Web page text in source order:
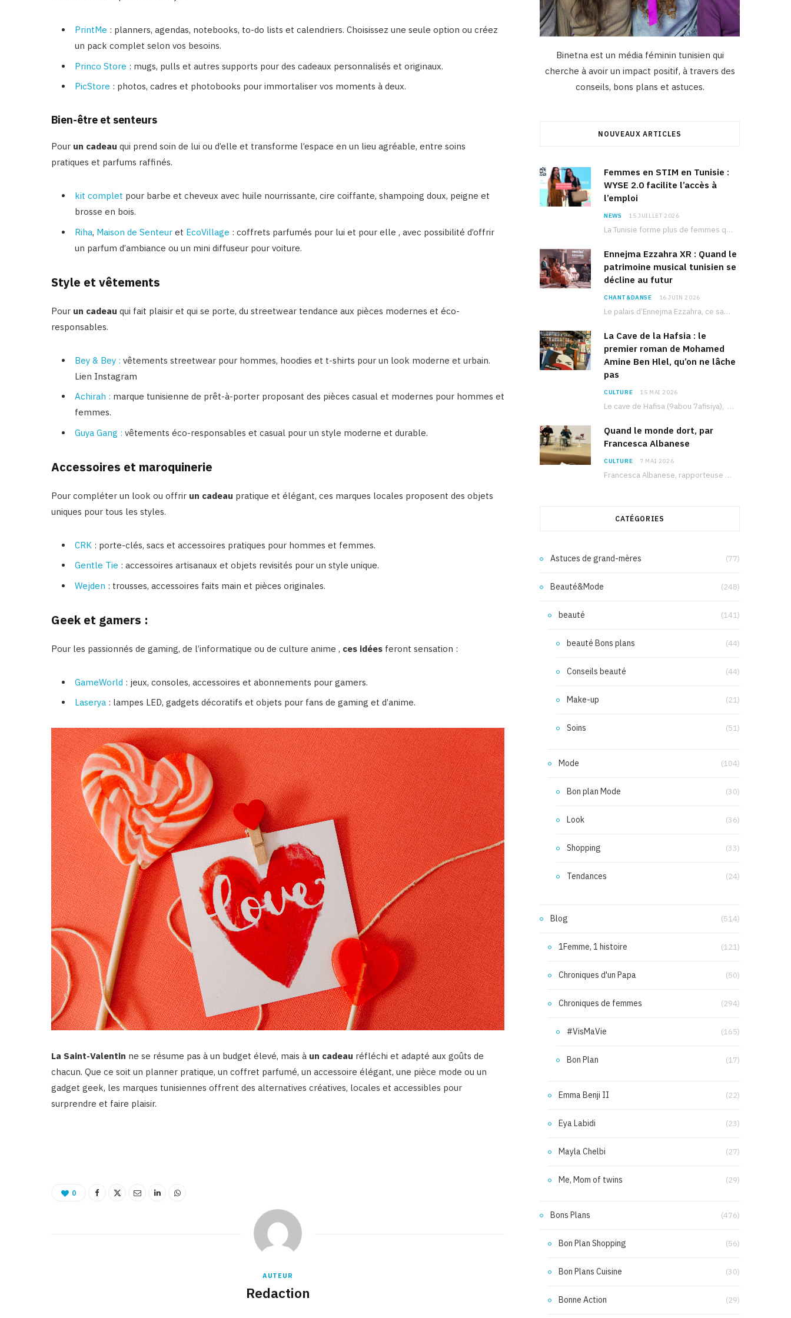
PrintMe : planners, agendas, notebooks, to-do lists et calendriers. Choisissez une seule option ou créez
un pack complet selon vos besoins.
Princo Store : mugs, pulls et autres supports pour des cadeaux personnalisés et originaux.
PicStore : photos, cadres et photobooks pour immortaliser vos moments à deux.
Bien-être et senteurs
Pour un cadeau qui prend soin de lui ou d’elle et transforme l’espace en un lieu agréable, entre soins
pratiques et parfums raffinés.
kit complet pour barbe et cheveux avec huile nourrissante, cire coiffante, shampoing doux, peigne et
brosse en bois.
Riha, Maison de Senteur et EcoVillage : coffrets parfumés pour lui et pour elle , avec possibilité d’offrir
un parfum d’ambiance ou un mini diffuseur pour voiture.
Style et vêtements
Pour un cadeau qui fait plaisir et qui se porte, du streetwear tendance aux pièces modernes et éco-
responsables.
Bey & Bey : vêtements streetwear pour hommes, hoodies et t-shirts pour un look moderne et urbain.
Lien Instagram
Achirah : marque tunisienne de prêt-à-porter proposant des pièces casual et modernes pour hommes et
femmes.
Guya Gang : vêtements éco-responsables et casual pour un style moderne et durable.
Accessoires et maroquinerie
Pour compléter un look ou offrir un cadeau pratique et élégant, ces marques locales proposent des objets
uniques pour tous les styles.
CRK : porte-clés, sacs et accessoires pratiques pour hommes et femmes.
Gentle Tie : accessoires artisanaux et objets revisités pour un style unique.
Wejden : trousses, accessoires faits main et pièces originales.
Geek et gamers :
Pour les passionnés de gaming, de l’informatique ou de culture anime , ces idées feront sensation :
GameWorld : jeux, consoles, accessoires et abonnements pour gamers.
Laserya : lampes LED, gadgets décoratifs et objets pour fans de gaming et d’anime.
La Saint-Valentin ne se résume pas à un budget élevé, mais à un cadeau réfléchi et adapté aux goûts de
chacun. Que ce soit un planner pratique, un coffret parfumé, un accessoire élégant, une pièce mode ou un
gadget geek, les marques tunisiennes offrent des alternatives créatives, locales et accessibles pour
surprendre et faire plaisir.
0
AUTEUR
Redaction
Binetna est un média féminin tunisien qui
cherche à avoir un impact positif, à travers des
conseils, bons plans et astuces.
NOUVEAUX ARTICLES
Femmes en STIM en Tunisie :
WYSE 2.0 facilite l’accès à
l’emploi
NEWS 15 JUILLET 2026
La Tunisie forme plus de femmes que d’hommes dans les filières scientifiques. Pourtant, pour beaucoup…
Ennejma Ezzahra XR : Quand le
patrimoine musical tunisien se
décline au futur
CHANT&DANSE 16 JUIN 2026
Le palais d’Ennejma Ezzahra, ce sanctuaire de la musique tunisienne et méditerranéenne construit par le…
La Cave de la Hafsia : le
premier roman de Mohamed
Amine Ben Hlel, qu’on ne lâche
pas
CULTURE 15 MAI 2026
Le cave de Hafisa (9abou 7afisiya), premier roman du journaliste tunisien Mohamed Amine Ben Hlel,…
Quand le monde dort, par
Francesca Albanese
CULTURE 7 MAI 2026
Francesca Albanese, rapporteuse spéciale de l’ONU sur les territoires palestiniens occupés, était à Tunis pour…
CATÉGORIES
Astuces de grand-mères (77)
Beauté&Mode (248)
beauté (141)
beauté Bons plans (44)
Conseils beauté (44)
Make-up (21)
Soins (51)
Mode (104)
Bon plan Mode (30)
Look (36)
Shopping (33)
Tendances (24)
Blog (514)
1Femme, 1 histoire (121)
Chroniques d'un Papa (50)
Chroniques de femmes (294)
#VisMaVie (165)
Bon Plan (17)
Emma Benji II (22)
Eya Labidi (23)
Mayla Chelbi (27)
Me, Mom of twins (29)
Bons Plans (476)
Bon Plan Shopping (56)
Bon Plans Cuisine (30)
Bonne Action (29)